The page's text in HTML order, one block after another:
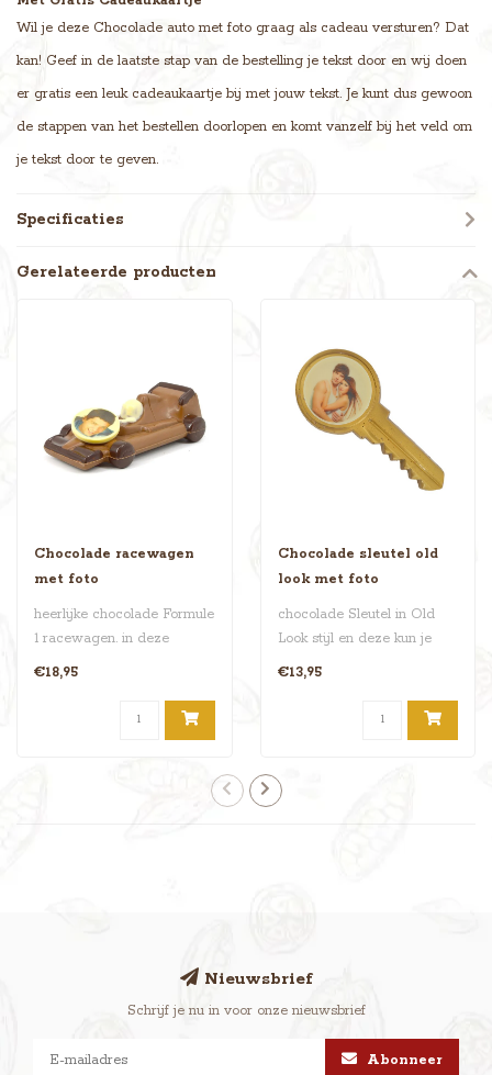
Wil je deze Chocolade auto met foto graag als cadeau versturen? Dat
kan! Geef in de laatste stap van de bestelling je tekst door en wij doen
er gratis een leuk cadeaukaartje bij met jouw tekst. Je kunt dus gewoon
de stappen van het bestellen doorlopen en komt vanzelf bij het veld om
je tekst door te geven.
Specificaties
Gerelateerde producten
Chocolade racewagen
met foto
heerlijke chocolade Formule
1 racewagen. in deze
€18,95
Chocolade sleutel old
look met foto
chocolade Sleutel in Old
Look stijl en deze kun je
€13,95
Nieuwsbrief
Schrijf je nu in voor onze nieuwsbrief
Abonneer